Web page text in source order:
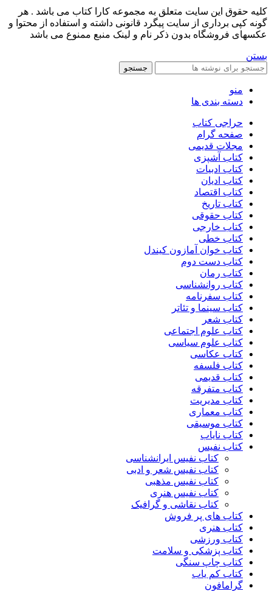
کليه حقوق اين سايت متعلق به مجموعه کارا کتاب می باشد . هر
گونه کپی برداری از سایت پیگرد قانونی داشته و استفاده از محتوا و
عکسهای فروشگاه بدون ذکر نام و لینک منبع ممنوع می باشد
بستن
جستجو
منو
دسته بندی ها
حراجی کتاب
صفحه گرام
مجلات قدیمی
کتاب آشپزی
کتاب ادبیات
کتاب ادیان
کتاب اقتصاد
کتاب تاریخ
کتاب حقوقی
کتاب خارجی
کتاب خطی
کتاب خوان آمازون کیندل
کتاب دست دوم
کتاب رمان
کتاب روانشناسی
کتاب سفرنامه
کتاب سینما و تئاتر
کتاب شعر
کتاب علوم اجتماعی
کتاب علوم سیاسی
کتاب عکاسی
کتاب فلسفه
کتاب قدیمی
کتاب متفرقه
کتاب مدیریت
کتاب معماری
کتاب موسیقی
کتاب نایاب
کتاب نفیس
کتاب نفیس ایرانشناسی
کتاب نفیس شعر و ادبی
کتاب نفیس مذهبی
کتاب نفیس هنری
کتاب نقاشی و گرافیک
کتاب های پر فروش
کتاب هنری
کتاب ورزشی
کتاب پزشکی و سلامت
کتاب چاپ سنگی
کتاب کم یاب
گرامافون